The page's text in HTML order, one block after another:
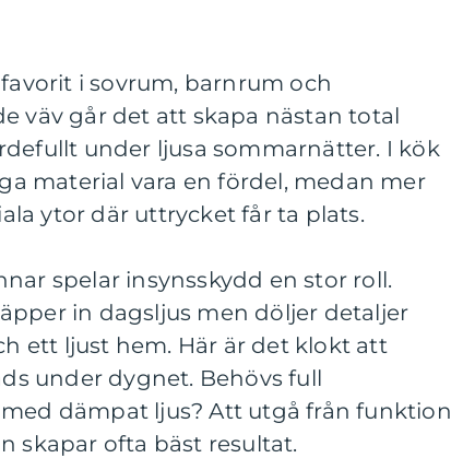
i sovrum, barnrum och
väv går det att skapa nästan total
under ljusa sommarnätter. I kök
material vara en fördel, medan mer
ytor där uttrycket får ta plats.
spelar insynsskydd en stor roll.
in dagsljus men döljer detaljer
ett ljust hem. Här är det klokt att
under dygnet. Behövs full
dämpat ljus? Att utgå från funktion
skapar ofta bäst resultat.